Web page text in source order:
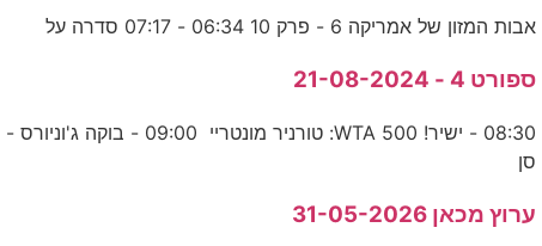
אבות המזון של אמריקה 6 - פרק 10 06:34 - 07:17 סדרה על
ספורט 4 - 21-08-2024
08:30 - ישיר! WTA 500: טורניר מונטריי 09:00 - בוקה ג'וניורס -
סן
ערוץ מכאן 31-05-2026